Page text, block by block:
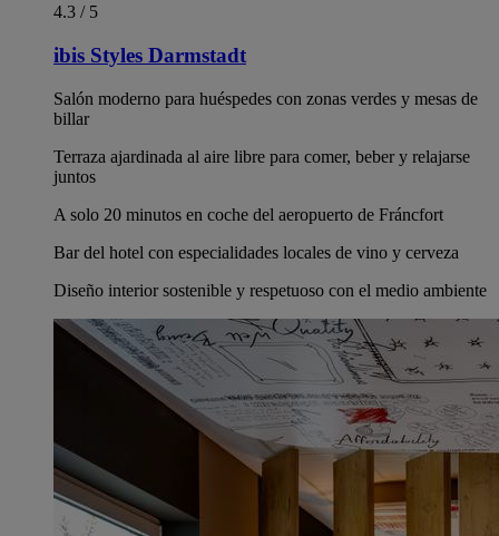
4.3 / 5
ibis Styles Darmstadt
Salón moderno para huéspedes con zonas verdes y mesas de
billar
Terraza ajardinada al aire libre para comer, beber y relajarse
juntos
A solo 20 minutos en coche del aeropuerto de Fráncfort
Bar del hotel con especialidades locales de vino y cerveza
Diseño interior sostenible y respetuoso con el medio ambiente